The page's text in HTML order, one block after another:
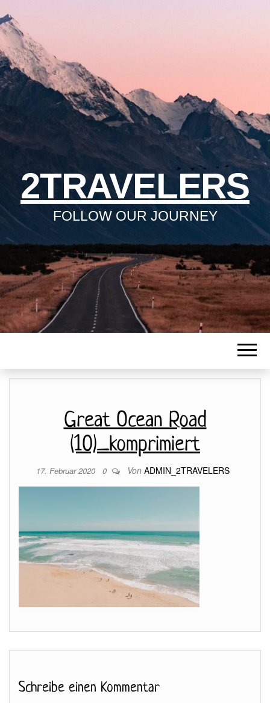
2TRAVELERS
FOLLOW OUR JOURNEY
Great Ocean Road
(10)_komprimiert
17. Februar 2020 0 Von ADMIN_2TRAVELERS
Schreibe einen Kommentar